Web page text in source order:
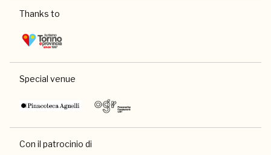
Thanks to
Special venue
Con il patrocinio di